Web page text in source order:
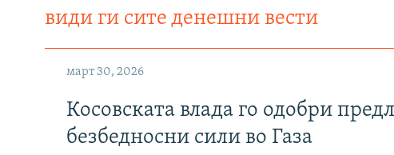
види ги сите денешни вести
март 30, 2026
Косовската влада го одобри
безбедносни сили во Газа